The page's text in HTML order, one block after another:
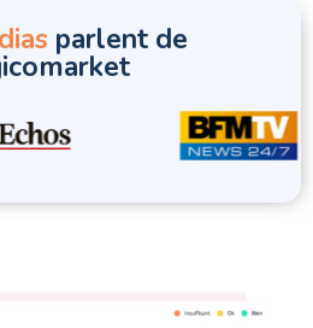
parlent de